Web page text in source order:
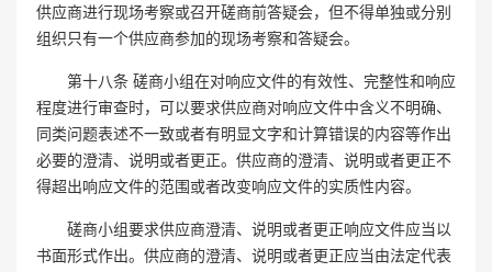
供应商进行现场考察或召开磋商前答疑会，但不得单独或分别
组织只有一个供应商参加的现场考察和答疑会。
第十八条 磋商小组在对响应文件的有效性、完整性和响应
程度进行审查时，可以要求供应商对响应文件中含义不明确、
同类问题表述不一致或者有明显文字和计算错误的内容等作出
必要的澄清、说明或者更正。供应商的澄清、说明或者更正不
得超出响应文件的范围或者改变响应文件的实质性内容。
磋商小组要求供应商澄清、说明或者更正响应文件应当以
书面形式作出。供应商的澄清、说明或者更正应当由法定代表